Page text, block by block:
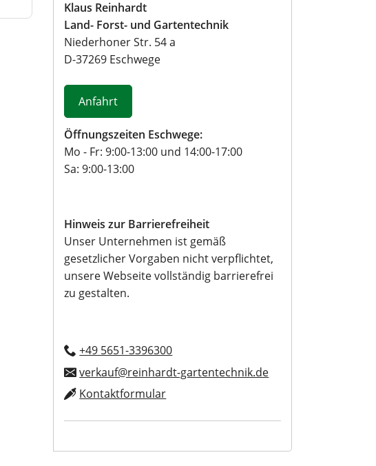
r
m
u
l
a
Klaus Reinhardt
Land- Forst- und Gartentechnik
Niederhoner Str. 54 a
D-37269 Eschwege
Anfahrt
Öffnungszeiten Eschwege:
Mo - Fr: 9:00-13:00 und 14:00-17:00
Sa: 9:00-13:00
Hinweis zur Barrierefreiheit
Unser Unternehmen ist gemäß
gesetzlicher Vorgaben nicht verpflichtet,
unsere Webseite vollständig barrierefrei
zu gestalten.
+49 5651-3396300
verkauf@reinhardt-gartentechnik.de
Kontaktformular